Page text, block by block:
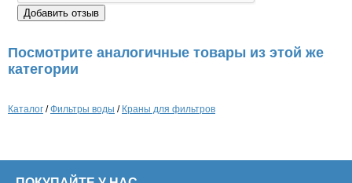
Посмотрите аналогичные товары из этой же
категории
Каталог /Фильтры воды / Краны для фильтров